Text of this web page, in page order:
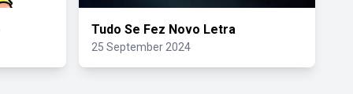
Tudo Se Fez Novo Letra
25 September 2024